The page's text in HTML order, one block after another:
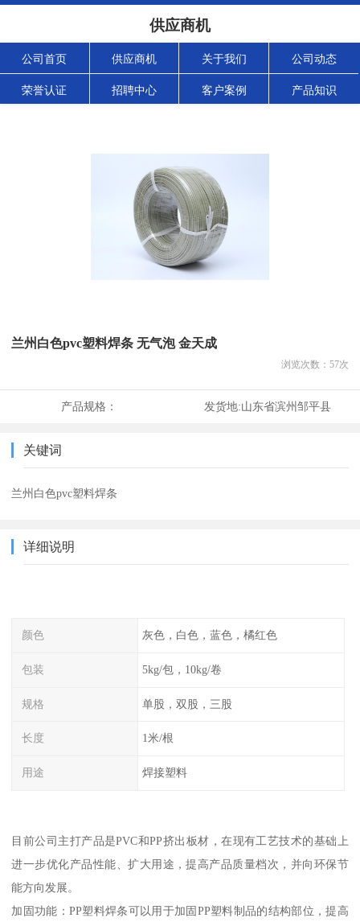
供应商机
公司首页 供应商机 关于我们 公司动态
荣誉认证 招聘中心 客户案例 产品知识
兰州白色pvc塑料焊条 无气泡 金天成
浏览次数： 57次
产品规格： 发货地:山东省滨州邹平县
关键词
兰州白色pvc塑料焊条
详细说明
颜色 灰色，白色，蓝色，橘红色
包装 5kg/包，10kg/卷
规格 单股，双股，三股
长度 1米/根
用途 焊接塑料
目前公司主打产品是PVC和PP挤出板材，在现有工艺技术的基础上
进一步优化产品性能、扩大用途，提高产品质量档次，并向环保节
能方向发展。
加固功能：PP塑料焊条可以用于加固PP塑料制品的结构部位，提高